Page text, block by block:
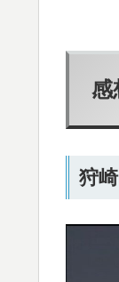
感
狩